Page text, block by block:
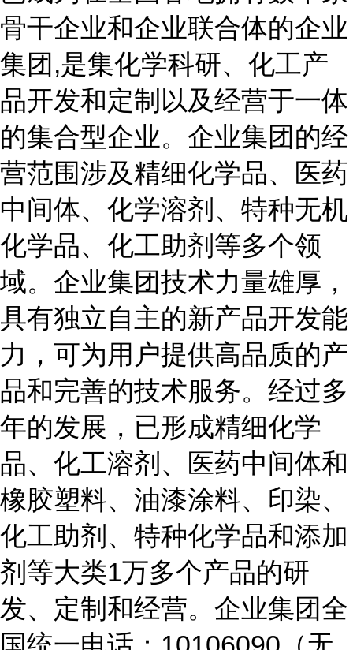
骨干企业和企业联合体的企业
集团,是集化学科研、化工产
品开发和定制以及经营于一体
的集合型企业。企业集团的经
营范围涉及精细化学品、医药
中间体、化学溶剂、特种无机
化学品、化工助剂等多个领
域。企业集团技术力量雄厚，
具有独立自主的新产品开发能
力，可为用户提供高品质的产
品和完善的技术服务。经过多
年的发展，已形成精细化学
品、化工溶剂、医药中间体和
橡胶塑料、油漆涂料、印染、
化工助剂、特种化学品和添加
剂等大类1万多个产品的研
发、定制和经营。企业集团全